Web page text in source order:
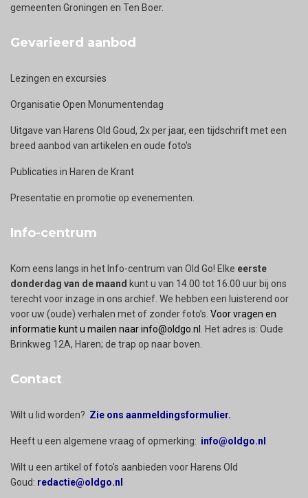
gemeenten Groningen en Ten Boer.
Gevarieerd aanbod
Lezingen en excursies
Organisatie Open Monumentendag
Uitgave van Harens Old Goud, 2x per jaar, een tijdschrift met een
breed aanbod van artikelen en oude foto's
Publicaties in Haren de Krant
Presentatie en promotie op evenementen.
Info-centrum
Kom eens langs in het Info-centrum van Old Go! Elke eerste
donderdag van de maand kunt u van 14.00 tot 16.00 uur bij ons
terecht voor inzage in ons archief. We hebben een luisterend oor
voor uw (oude) verhalen met of zonder foto’s. Voor vragen en
informatie kunt u mailen naar info@oldgo.nl
. Het adres is: Oude
Brinkweg 12A, Haren; de trap op naar boven.
Contact
Wilt u lid worden? Zie ons aanmeldingsformulier.
Heeft u een algemene vraag of opmerking: info@oldgo.nl
Wilt u een artikel of foto's aanbieden voor Harens Old
Goud: redactie@oldgo.nl